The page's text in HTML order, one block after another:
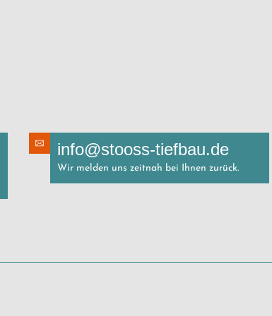
info@stooss-tiefbau.de
Wir melden uns zeitnah bei Ihnen zurück.